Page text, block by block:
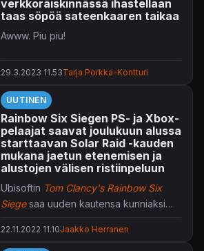
verkkoräiskinnässä ihastellaan
taas söpöä sateenkaaren taikaa
Awww. Piu piu!
29.3.2023 11.53Tarja Porkka-Kontturi
UUTINEN
Rainbow Six Siegen PS- ja Xbox-
pelaajat saavat joulukuun alussa
starttaavan Solar Raid -kauden
mukana jaetun etenemisen ja
alustojen välisen ristiinpeluun
Ubisoftin Tom Clancy's Rainbow Six
Siegesaa uuden kautensa kunniaksi
22.11.2022 11.10Jaakko Herranen